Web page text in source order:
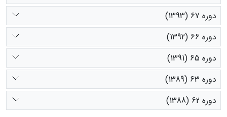
دوره 67 (1393)
دوره 66 (1392)
دوره 65 (1391)
دوره 63 (1389)
دوره 62 (1388)